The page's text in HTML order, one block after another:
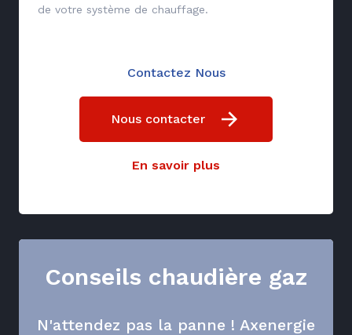
de votre système de chauffage.
Contactez Nous
Nous contacter
En savoir plus
Conseils chaudière gaz
N'attendez pas la panne ! Axenergie